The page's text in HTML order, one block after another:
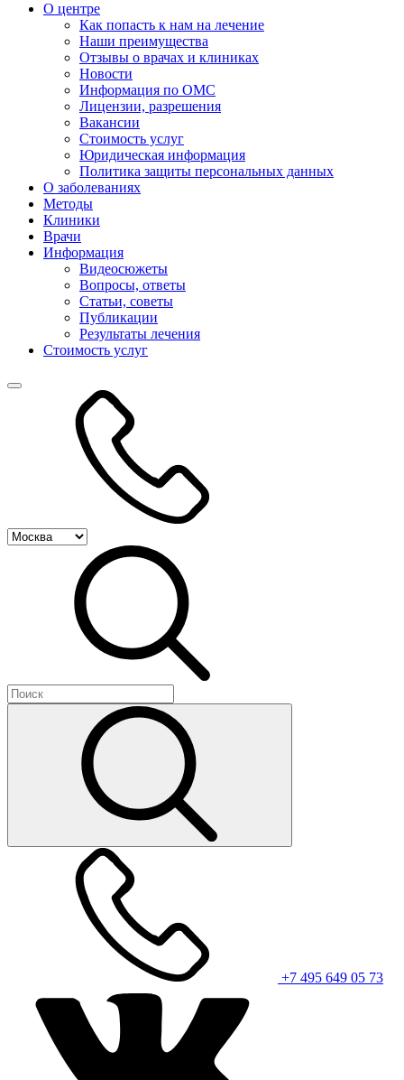
О центре
Как попасть к нам на лечение
Наши преимущества
Отзывы о врачах и клиниках
Новости
Информация по ОМС
Лицензии, разрешения
Вакансии
Стоимость услуг
Юридическая информация
Политика защиты персональных данных
О заболеваниях
Методы
Клиники
Врачи
Информация
Видеосюжеты
Вопросы, ответы
Статьи, советы
Публикации
Результаты лечения
Стоимость услуг
+7 495 649 05 73